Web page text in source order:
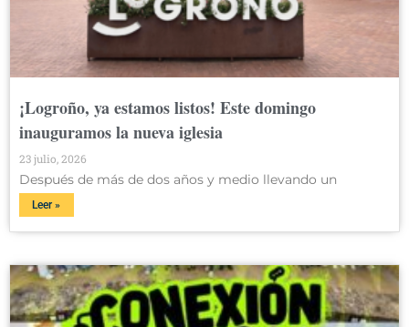
¡Logroño, ya estamos listos! Este domingo
inauguramos la nueva iglesia
23 julio, 2026
Después de más de dos años y medio llevando un
Leer »